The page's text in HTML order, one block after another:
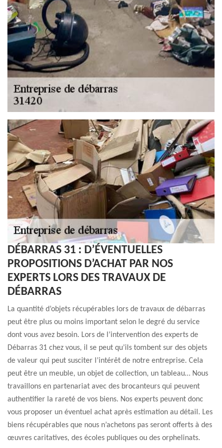
DÉBARRAS 31 : D’ÉVENTUELLES
PROPOSITIONS D’ACHAT PAR NOS
EXPERTS LORS DES TRAVAUX DE
DÉBARRAS
La quantité d’objets récupérables lors de travaux de débarras
peut être plus ou moins important selon le degré du service
dont vous avez besoin. Lors de l’intervention des experts de
Débarras 31 chez vous, il se peut qu’ils tombent sur des objets
de valeur qui peut susciter l’intérêt de notre entreprise. Cela
peut être un meuble, un objet de collection, un tableau… Nous
travaillons en partenariat avec des brocanteurs qui peuvent
authentifier la rareté de vos biens. Nos experts peuvent donc
vous proposer un éventuel achat après estimation au détail. Les
biens récupérables que nous n’achetons pas seront offerts à des
œuvres caritatives, des écoles publiques ou des orphelinats.